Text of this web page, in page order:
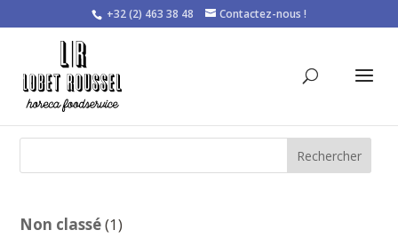
+32 (2) 463 38 48 Contactez-nous !
Rechercher
Non classé 11